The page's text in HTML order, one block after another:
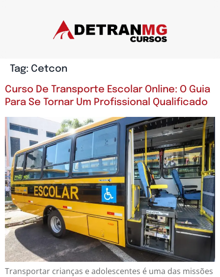
Tag: Cetcon
Curso De Transporte Escolar Online: O Guia
Para Se Tornar Um Profissional Qualificado
Transportar crianças e adolescentes é uma das missões